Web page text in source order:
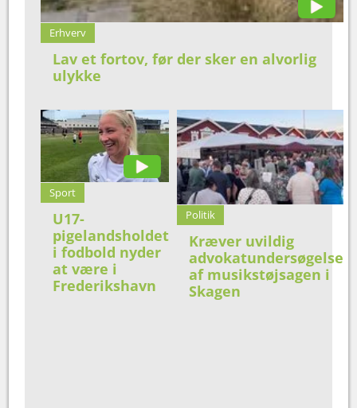
Erhverv
Lav et fortov, før der sker en alvorlig
ulykke
Sport
U17-
pigelandsholdet
i fodbold nyder
at være i
Frederikshavn
Politik
Kræver uvildig
advokatundersøgelse
af musikstøjsagen i
Skagen